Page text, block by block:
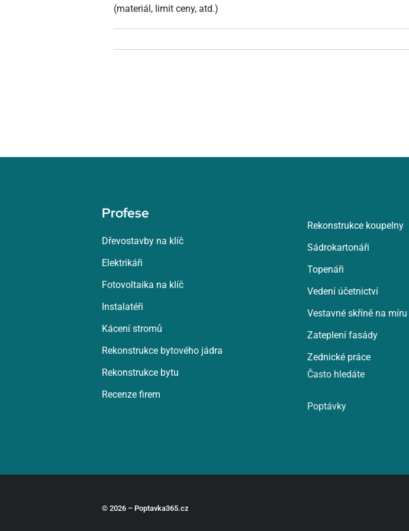
(materiál, limit ceny, atd.)
Profese
Dřevostavby na klíč
Elektrikáři
Fotovoltaika na klíč
Instalatéři
Kácení stromů
Rekonstrukce bytového jádra
Rekonstrukce bytu
Recenze firem
Rekonstrukce koupelny
Sádrokartonáři
Topenáři
Vedení účetnictví
Vestavné skříně na míru
Zateplení fasády
Zednické práce
Často hledáte
Poptávky
© 2026 – Poptavka365.cz